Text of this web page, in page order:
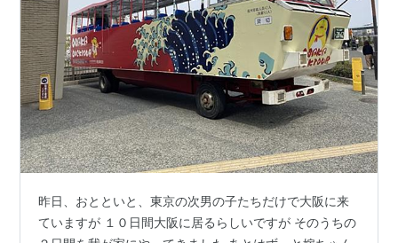
昨日、おとといと、東京の次男の子たちだけで大阪に来
ていますが １０日間大阪に居るらしいですが そのうちの